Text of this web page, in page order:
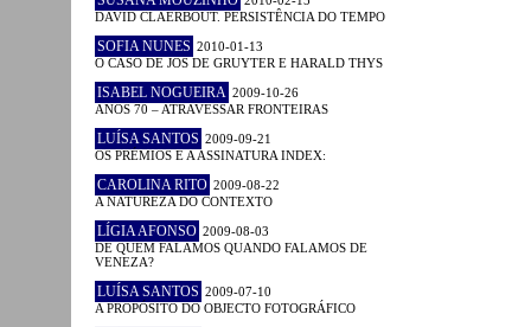
DAVID CLAERBOUT. PERSISTÊNCIA DO TEMPO
SOFIA NUNES 2010-01-13
O CASO DE JOS DE GRUYTER E HARALD THYS
ISABEL NOGUEIRA 2009-10-26
ANOS 70 – ATRAVESSAR FRONTEIRAS
LUÍSA SANTOS 2009-09-21
OS PRÉMIOS E A ASSINATURA INDEX:
CAROLINA RITO 2009-08-22
A NATUREZA DO CONTEXTO
LÍGIA AFONSO 2009-08-03
DE QUEM FALAMOS QUANDO FALAMOS DE
VENEZA?
LUÍSA SANTOS 2009-07-10
A PROPÓSITO DO OBJECTO FOTOGRÁFICO